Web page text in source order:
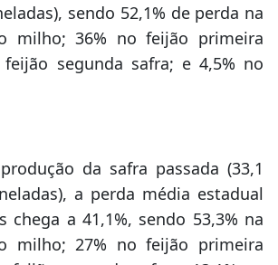
sendo 52,1% de perda na
milho; 36% no feijão primeira
segunda safra; e 4,5% no
da safra passada (33,1
a perda média estadual
chega a 41,1%, sendo 53,3% na
milho; 27% no feijão primeira